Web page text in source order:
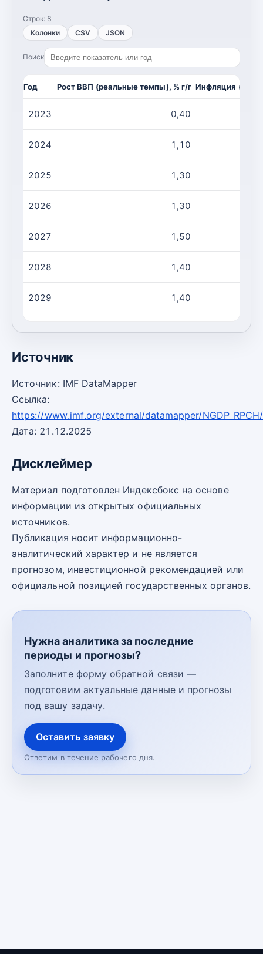
Строк: 8
Колонки
CSV JSON
Поиск
Год Рост ВВП (реальные темпы), % г/г Инфляция (CPI,
2023 0,40
2024 1,10
2025 1,30
2026 1,30
2027 1,50
2028 1,40
2029 1,40
Источник
Источник: IMF DataMapper
Ссылка:
https://www.imf.org/external/datamapper/NGDP_RPCH/
Дата: 21.12.2025
Дисклеймер
Материал подготовлен Индексбокс на основе
информации из открытых официальных
источников.
Публикация носит информационно-
аналитический характер и не является
прогнозом, инвестиционной рекомендацией или
официальной позицией государственных органов.
Нужна аналитика за последние
периоды и прогнозы?
Заполните форму обратной связи —
подготовим актуальные данные и прогнозы
под вашу задачу.
Оставить заявку
Ответим в течение рабочего дня.